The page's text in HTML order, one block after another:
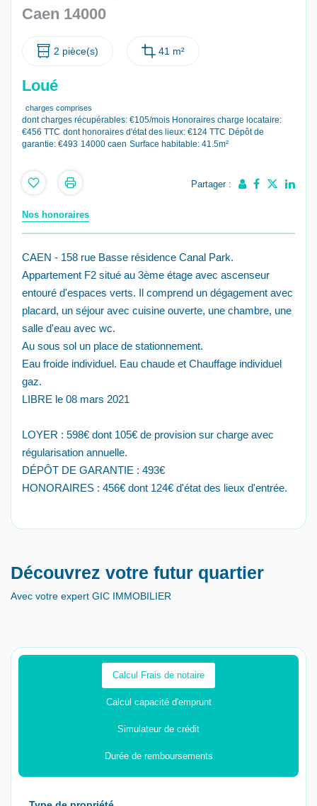
Caen 14000
2 pièce(s) 41 m²
Loué
charges comprises
dont charges récupérables: €105/mois Honoraires charge locataire:
€456 TTC dont honoraires d'état des lieux: €124 TTC Dépôt de
garantie: €493 14000 caen Surface habitable: 41.5m²
Partager :
Nos honoraires
CAEN - 158 rue Basse résidence Canal Park.
Appartement F2 situé au 3ème étage avec ascenseur
entouré d'espaces verts. Il comprend un dégagement avec
placard, un séjour avec cuisine ouverte, une chambre, une
salle d'eau avec wc.
Au sous sol un place de stationnement.
Eau froide individuel. Eau chaude et Chauffage individuel
gaz.
LIBRE le 08 mars 2021
LOYER : 598€ dont 105€ de provision sur charge avec
régularisation annuelle.
DÉPÔT DE GARANTIE : 493€
HONORAIRES : 456€ dont 124€ d'état des lieux d'entrée.
Découvrez votre futur quartier
Avec votre expert GIC IMMOBILIER
Calcul Frais de notaire
Calcul capacité d'emprunt
Simulateur de crédit
Durée de remboursements